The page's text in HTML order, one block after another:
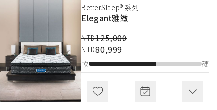
BetterSleep® 系列
Elegant雅緻
NTD125,000
NTD80,999
軟 硬
Wonder ECO奇境ECO
NTD103,000
NTD61,999
軟